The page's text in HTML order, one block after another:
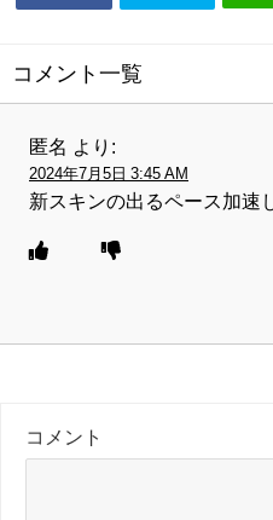
コメント一覧
匿名 より:
2024年7月5日 3:45 AM
新スキンの出るペース加速
コメント